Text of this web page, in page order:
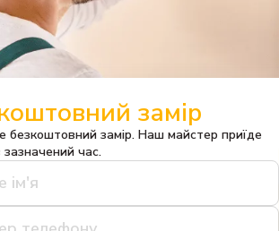
замір
безкоштовний замір. Наш майстер приїде
зазначений час.